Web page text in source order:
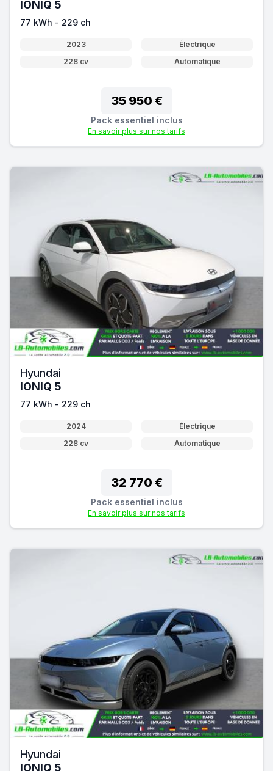
IONIQ 5
77 kWh - 229 ch
2023
Électrique
228 cv
Automatique
35 950 €
Pack essentiel inclus
En savoir plus sur nos tarifs
Hyundai
IONIQ 5
77 kWh - 229 ch
2024
Électrique
228 cv
Automatique
32 770 €
Pack essentiel inclus
En savoir plus sur nos tarifs
Hyundai
IONIQ 5